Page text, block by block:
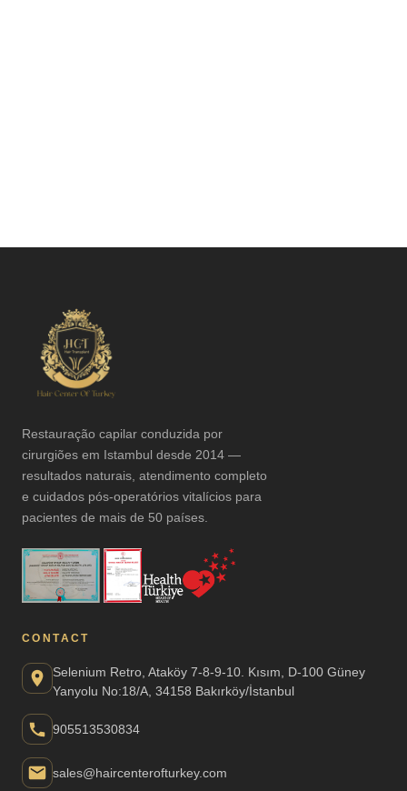
Restauração capilar conduzida por
cirurgiões em Istambul desde 2014 —
resultados naturais, atendimento completo
e cuidados pós-operatórios vitalícios para
pacientes de mais de 50 países.
CONTACT
Selenium Retro, Ataköy 7-8-9-10. Kısım, D-100 Güney
Yanyolu No:18/A, 34158 Bakırköy/İstanbul
905513530834
sales@haircenterofturkey.com